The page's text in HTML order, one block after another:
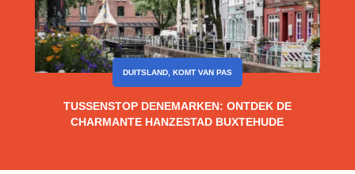
TUSSENSTOP DENEMARKEN: ONTDEK DE
CHARMANTE HANZESTAD BUXTEHUDE
DUITSLAND, KOMT VAN PAS